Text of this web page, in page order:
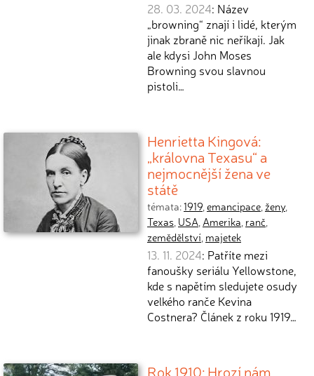
28. 03. 2024: Název
„browning“ znají i lidé, kterým
jinak zbraně nic neříkají. Jak
ale kdysi John Moses
Browning svou slavnou
pistoli…
Henrietta Kingová:
„královna Texasu“ a
nejmocnější žena ve
státě
témata:1919,emancipace, ženy,
Texas, USA,Amerika, ranč,
zemědělství, majetek
13. 11. 2024: Patříte mezi
fanoušky seriálu Yellowstone,
kde s napětím sledujete osudy
velkého ranče Kevina
Costnera? Článek z roku 1919…
Rok 1910: Hrozí nám